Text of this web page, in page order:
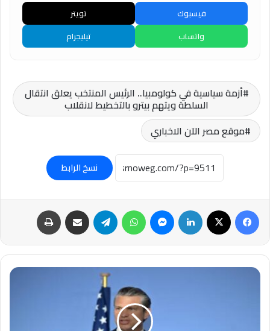
فيسبوك
تويتر
واتساب
تيليجرام
أزمة سياسية في كولومبيا.. الرئيس المنتخب يعلق انتقال
السلطة ويتهم بيترو بالتخطيط لانقلاب
موقع مصر الآن الاخباري
نسخ الرابط
فيسبوك لينكدإن ماسنجر واتساب تيلقرام مشاركة عبر البريد